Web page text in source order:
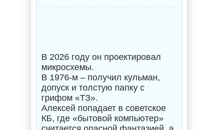
В 2026 году он проектировал
микросхемы.
В 1976-м – получил кульман,
допуск и толстую папку с
грифом «ТЗ».
Алексей попадает в советское
КБ, где «бытовой компьютер»